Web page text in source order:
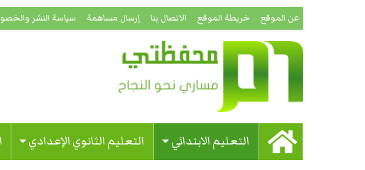
عن الموقع خريطة الموقع الاتصال بنا إرسال مساهمة سياسة النشر
التعليم الابتدائي التعليم الثانوي الإعدادي